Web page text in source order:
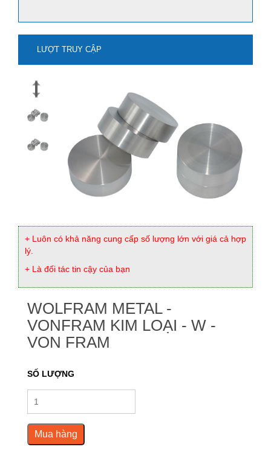
LƯỢT TRUY CẬP
+ Luôn có khả năng cung cấp số lượng lớn với giá cả hợp
lý.
+ Là đối tác tin cậy của bạn
WOLFRAM METAL -
VONFRAM KIM LOẠI - W -
VON FRAM
SỐ LƯỢNG
Mua hàng